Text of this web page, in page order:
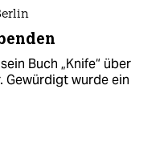
Buch „Knife“ über
Gewürdigt wurde ein